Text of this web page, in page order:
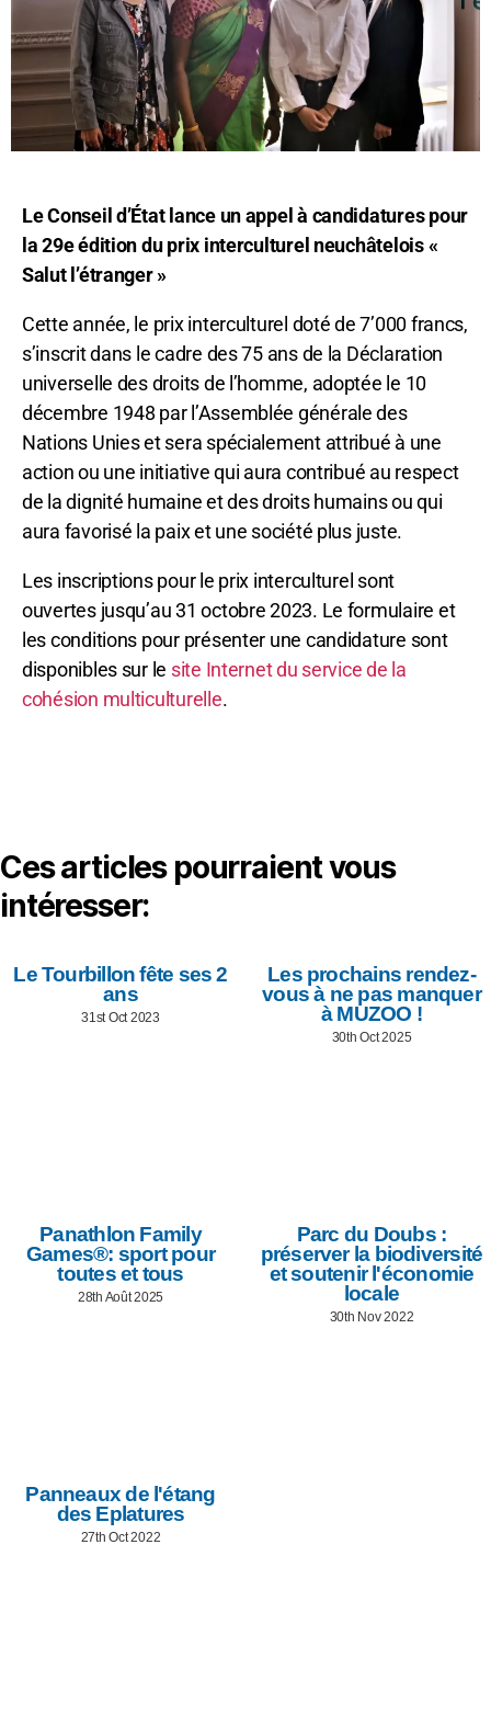
Le Conseil d’État lance un appel à candidatures pour
la 29e édition du prix interculturel neuchâtelois «
Salut l’étranger »
Cette année, le prix interculturel doté de 7’000 francs,
s’inscrit dans le cadre des 75 ans de la Déclaration
universelle des droits de l’homme, adoptée le 10
décembre 1948 par l’Assemblée générale des
Nations Unies et sera spécialement attribué à une
action ou une initiative qui aura contribué au respect
de la dignité humaine et des droits humains ou qui
aura favorisé la paix et une société plus juste.
Les inscriptions pour le prix interculturel sont
ouvertes jusqu’au 31 octobre 2023. Le formulaire et
les conditions pour présenter une candidature sont
disponibles sur le site Internet du service de la
cohésion multiculturelle.
Ces articles pourraient vous
intéresser:
Le Tourbillon fête ses 2
ans
31st Oct 2023
Les prochains rendez-
vous à ne pas manquer
à MUZOO !
30th Oct 2025
Panathlon Family
Games®: sport pour
toutes et tous
28th Août 2025
Parc du Doubs :
préserver la biodiversité
et soutenir l'économie
locale
30th Nov 2022
Panneaux de l'étang
des Eplatures
27th Oct 2022